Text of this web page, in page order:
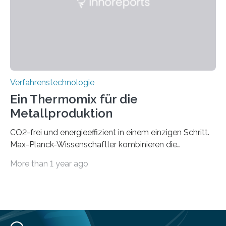
Verfahrenstechnologie
Ein Thermomix für die
Metallproduktion
CO2-frei und energieeffizient in einem einzigen Schritt.
Max-Planck-Wissenschaftler kombinieren die
von Metallen und Legierungen in einem einzigen,
der globalen CO2-Emissionen verantwortlich. Allein um
More than 1 year ago